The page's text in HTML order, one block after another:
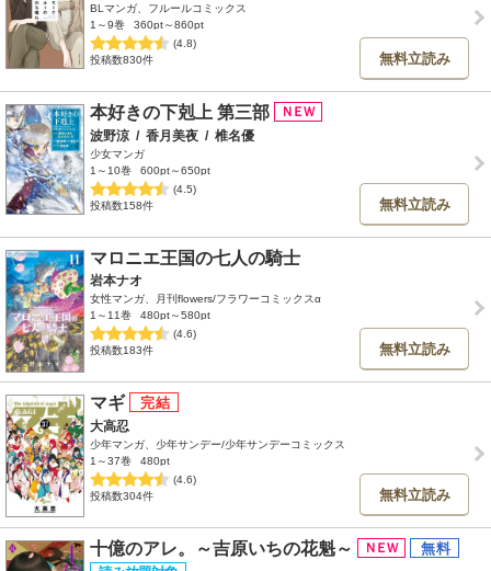
BLマンガ、フルールコミックス
1～9巻
360pt～860pt
(4.8)
投稿数830件
無料立読み
本好きの下剋上 第三部
波野涼 / 香月美夜 / 椎名優
少女マンガ
1～10巻
600pt～650pt
(4.5)
投稿数158件
無料立読み
マロニエ王国の七人の騎士
岩本ナオ
女性マンガ、月刊flowers/フラワーコミックスα
1～11巻
480pt～580pt
(4.6)
投稿数183件
無料立読み
マギ
大高忍
少年マンガ、少年サンデー/少年サンデーコミックス
1～37巻
480pt
(4.6)
投稿数304件
無料立読み
十億のアレ。～吉原いちの花魁～